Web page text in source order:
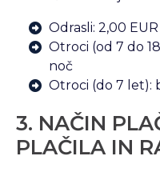
Odrasli: 2,00
Otroci (od 7 do
noč
Otroci (do 7 let):
3. NAČIN
PLAČILA IN